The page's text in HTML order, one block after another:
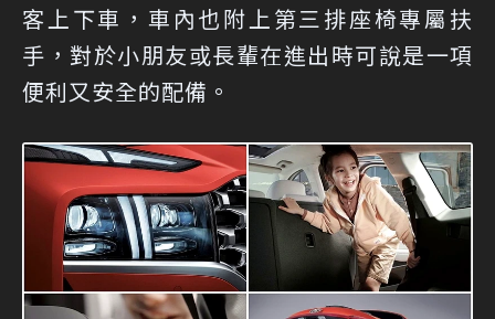
客上下車，車內也附上第三排座椅專屬扶
手，對於小朋友或長輩在進出時可說是一項
便利又安全的配備。